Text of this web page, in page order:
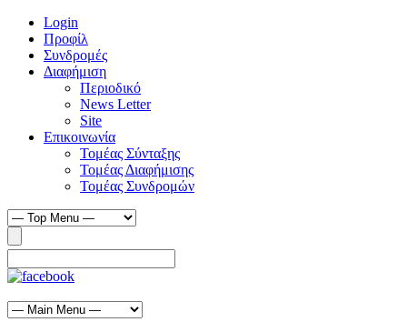
Login
Προφίλ
Συνδρομές
Διαφήμιση
Περιοδικό
News Letter
Site
Επικοινωνία
Τομέας Σύνταξης
Τομέας Διαφήμισης
Τομέας Συνδρομών